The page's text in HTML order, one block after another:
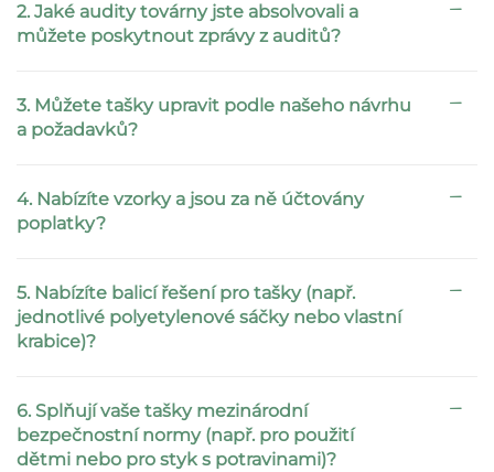
2. Jaké audity továrny jste absolvovali a
můžete poskytnout zprávy z auditů?
3. Můžete tašky upravit podle našeho návrhu
a požadavků?
4. Nabízíte vzorky a jsou za ně účtovány
poplatky?
5. Nabízíte balicí řešení pro tašky (např.
jednotlivé polyetylenové sáčky nebo vlastní
krabice)?
6. Splňují vaše tašky mezinárodní
bezpečnostní normy (např. pro použití
dětmi nebo pro styk s potravinami)?